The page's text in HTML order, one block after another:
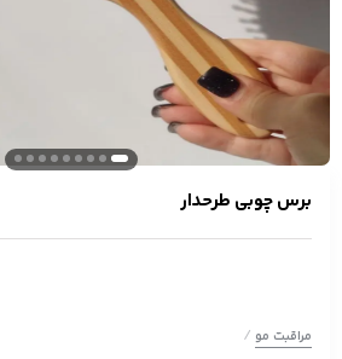
برس چوبی طرحدار
مراقبت مو /